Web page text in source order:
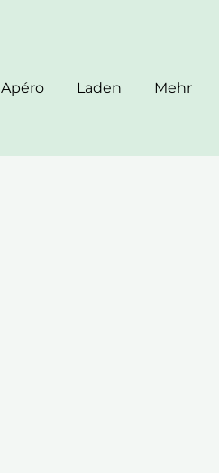
Apéro Laden Mehr